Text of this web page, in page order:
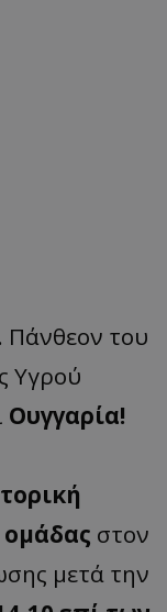
Πάνθεον του
Υγρού
Ουγγαρία!
ομάδας στον
μετά την